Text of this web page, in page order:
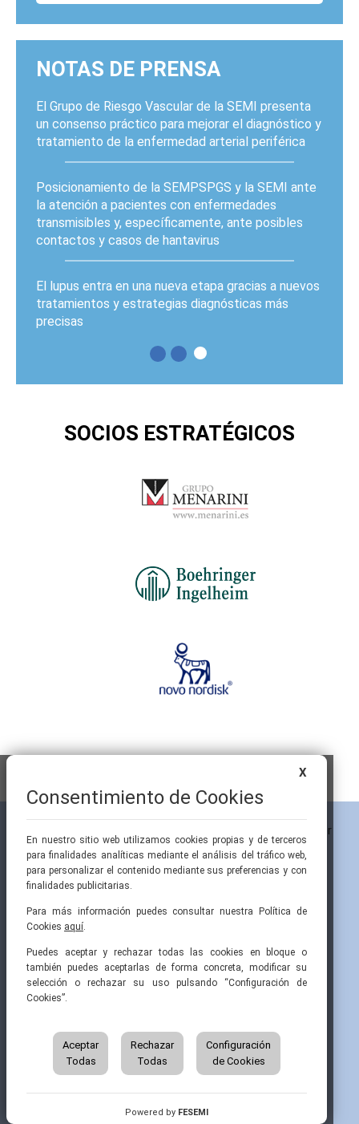
NOTAS DE PRENSA
El Grupo de Riesgo Vascular de la SEMI presenta
un consenso práctico para mejorar el diagnóstico y
tratamiento de la enfermedad arterial periférica
Posicionamiento de la SEMPSPGS y la SEMI ante
la atención a pacientes con enfermedades
transmisibles y, específicamente, ante posibles
contactos y casos de hantavirus
El lupus entra en una nueva etapa gracias a nuevos
tratamientos y estrategias diagnósticas más
precisas
SOCIOS ESTRATÉGICOS
Pintor Ribera, 3
28016 Madrid
91 519 70 80
91 519 70 81
semi@fesemi.org
femi@fesemi.org
ÁREA DE SOCIO
GRUPOS DE TRABAJO
AVISO LEGAL
AVISO PARA PACIENTES
FINANCIACIÓN
POLÍTICA DE COOKIES
X
Consentimiento de Cookies
En nuestro sitio web utilizamos cookies propias y de terceros
para finalidades analíticas mediante el análisis del tráfico web,
para personalizar el contenido mediante sus preferencias y con
finalidades publicitarias.
Para más información puedes consultar nuestra Política de
Cookies aquí
Puedes aceptar y rechazar todas las cookies en bloque o
también puedes aceptarlas de forma concreta, modificar su
selección o rechazar su uso pulsando “Configuración de
Cookies”.
Aceptar
Todas
Rechazar
Todas
Configuración
de Cookies
Powered by FESEMI